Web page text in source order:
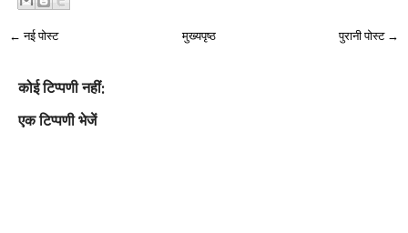
← नई पोस्ट पुरानी पोस्ट →
मुख्यपृष्ठ
कोई टिप्पणी नहीं:
एक टिप्पणी भेजें